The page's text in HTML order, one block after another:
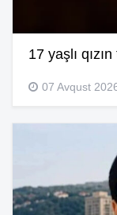
17 yaşlı
07 Avqust